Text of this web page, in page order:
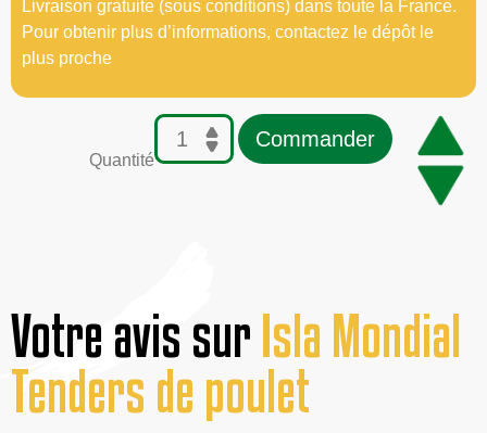
Livraison gratuite (sous conditions) dans toute la France.
Pour obtenir plus d’informations, contactez le dépôt le
plus proche
Quantité
Commander
Votre avis surIsla Mondial
Tenders de poulet